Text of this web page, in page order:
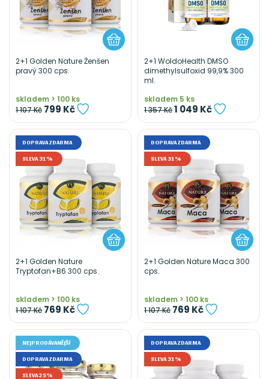
2+1 Golden Nature Ženšen
pravý 300 cps.
skladem > 100 ks
1 107 Kč 799 Kč
2+1 WoldoHealth DMSO
dimethylsulfoxid 99,9% 300
ml.
skladem 5 ks
1 357 Kč1 049 Kč
DOPRAVA ZDARMA
SLEVA 31%
2+1 Golden Nature
Tryptofan+B6 300 cps.
skladem > 100 ks
1 107 Kč 769 Kč
DOPRAVA ZDARMA
SLEVA 31%
2+1 Golden Nature Maca 300
cps.
skladem > 100 ks
1 107 Kč 769 Kč
NEJPRODÁVANĚJŠÍ
DOPRAVA ZDARMA
SLEVA 25%
DOPRAVA ZDARMA
SLEVA 31%